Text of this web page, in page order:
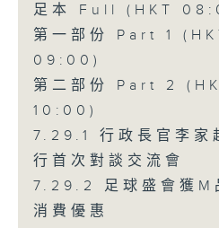
足本 Full (HKT
第一部份 Part 1
09:00)
第二部份 Part 2
10:00)
7.29.1 行政長官李家
行首次對談交流會
7.29.2 足球盛會獲M
消費優惠